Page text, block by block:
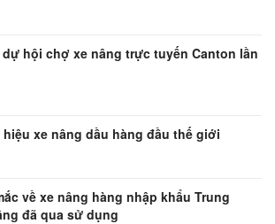
dự hội chợ xe nâng trực tuyến Canton lần
xe nâng dầu hàng đầu thế giới
về xe nâng hàng nhập khẩu Trung
đã qua sử dụng